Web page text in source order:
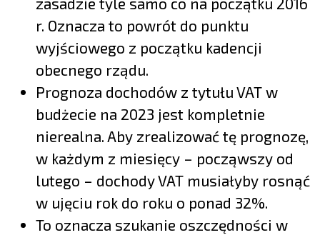
r. Oznacza to powrót do punktu
wyjściowego z początku kadencji
obecnego rządu.
Prognoza dochodów z tytułu VAT w
budżecie na 2023 jest kompletnie
nierealna. Aby zrealizować tę prognozę,
w każdym z miesięcy – począwszy od
lutego – dochody VAT musiałyby rosnąć
w ujęciu rok do roku o ponad 32%.
To oznacza szukanie oszczędności w